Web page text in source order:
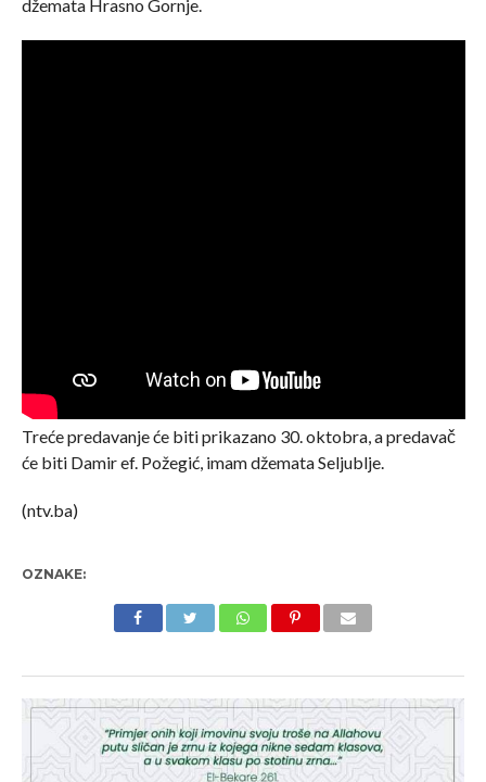
džemata Hrasno Gornje.
Treće predavanje će biti prikazano 30. oktobra, a predavač
će biti Damir ef. Požegić, imam džemata Seljublje.
(ntv.ba)
OZNAKE: